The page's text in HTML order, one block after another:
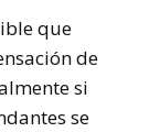
que
de
si
se